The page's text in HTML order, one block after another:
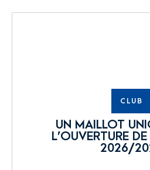
CLUB
UN MAILLOT
L’OUVERTURE
2026/